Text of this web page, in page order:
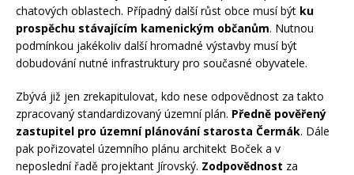
chatových oblastech. Případný další růst obce musí být ku
prospěchu stávajícím kamenickým občanům. Nutnou
podmínkou jakékoliv další hromadné výstavby musí být
dobudování nutné infrastruktury pro současné obyvatele.
Zbývá již jen zrekapitulovat, kdo nese odpovědnost za takto
zpracovaný standardizovaný územní plán. Předně pověřený
zastupitel pro územní plánování starosta Čermák. Dále
pak pořizovatel územního plánu architekt Boček a v
neposlední řadě projektant Jírovský. Zodpovědnost za